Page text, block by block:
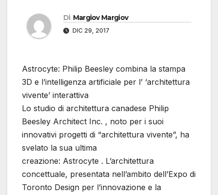
Di Margiov Margiov
DIC 29, 2017
Astrocyte: Philip Beesley combina la stampa
3D e l’intelligenza artificiale per l’ ‘architettura
vivente’ interattiva
Lo studio di architettura canadese Philip
Beesley Architect Inc. , noto per i suoi
innovativi progetti di “architettura vivente”, ha
svelato la sua ultima
creazione: Astrocyte . L’architettura
concettuale, presentata nell’ambito dell’Expo di
Toronto Design per l’innovazione e la